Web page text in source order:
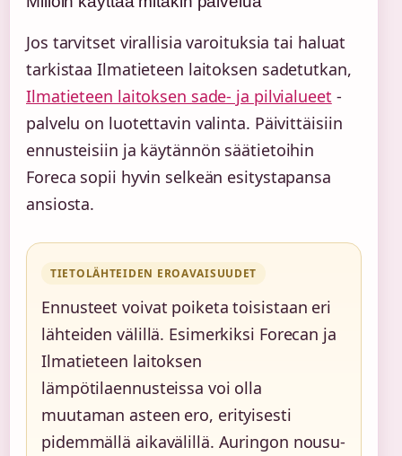
Jos tarvitset virallisia varoituksia tai haluat
tarkistaa Ilmatieteen laitoksen sadetutkan,
Ilmatieteen laitoksen sade- ja pilvialueet -
palvelu on luotettavin valinta. Päivittäisiin
ennusteisiin ja käytännön säätietoihin
Foreca sopii hyvin selkeän esitystapansa
ansiosta.
TIETOLÄHTEIDEN EROAVAISUUDET
Ennusteet voivat poiketa toisistaan eri
lähteiden välillä. Esimerkiksi Forecan ja
Ilmatieteen laitoksen
lämpötilaennusteissa voi olla
muutaman asteen ero, erityisesti
pidemmällä aikavälillä. Auringon nousu-